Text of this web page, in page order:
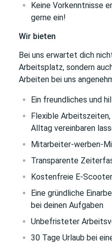
Keine Vorkenntnisse
gerne ein!
Wir bieten
Bei uns erwartet dich
Arbeitsplatz, sondern
Arbeiten bei uns
Ein freundliches und
Flexible
Alltag vereinbaren
Mitarbeiter-werben-
Transparente
Kostenfreie E-
Eine gründliche
bei deinen Aufgaben
Unbefristeter
30 Tage Urlaub bei